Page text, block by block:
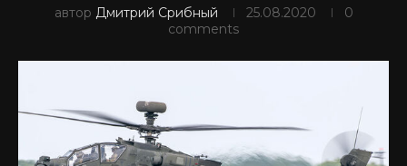
автор Дмитрий Срибный 25.08.2020
0
comments